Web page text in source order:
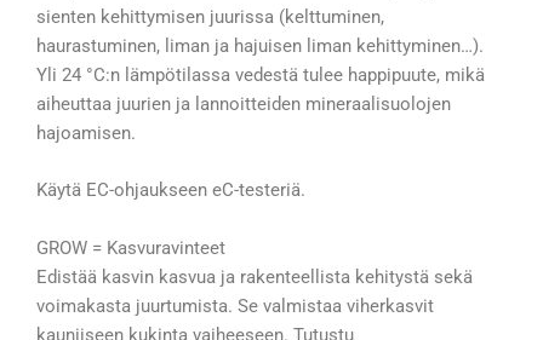
sienten kehittymisen juurissa (kelttuminen,
haurastuminen, liman ja hajuisen liman kehittyminen…).
Yli 24 °C:n lämpötilassa vedestä tulee happipuute, mikä
aiheuttaa juurien ja lannoitteiden mineraalisuolojen
hajoamisen.
Käytä EC-ohjaukseen eC-testeriä.
GROW = Kasvuravinteet
Edistää kasvin kasvua ja rakenteellista kehitystä sekä
voimakasta juurtumista. Se valmistaa viherkasvit
kauniiseen kukinta vaiheeseen. Tutustu